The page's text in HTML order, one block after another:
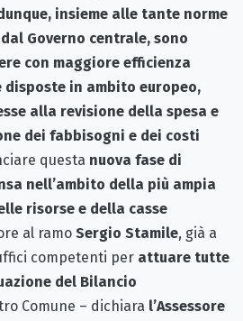
insieme alle tante norme
Governo centrale, sono
con maggiore efficienza
disposte in ambito europeo,
alla revisione della spesa e
dei fabbisogni e dei costi
questa nuova fase di
nell’ambito della più ampia
risorse e della casse
al ramo Sergio Stamile, già a
competenti per attuare tutte
del Bilancio
Comune – dichiara l’Assessore